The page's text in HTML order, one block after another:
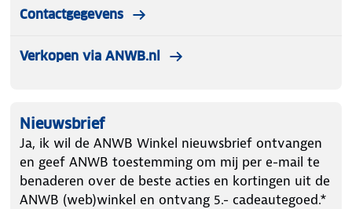
Contactgegevens
Verkopen via ANWB.nl
Nieuwsbrief
Ja, ik wil de ANWB Winkel nieuwsbrief ontvangen
en geef ANWB toestemming om mij per e-mail te
benaderen over de beste acties en kortingen uit de
ANWB (web)winkel en ontvang 5.- cadeautegoed.*